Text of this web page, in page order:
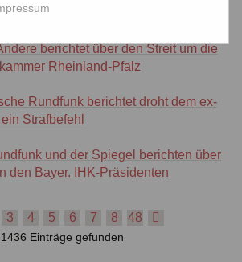
der IHK gegen die Landesregierung
berichtet über den Streit um die
Rheinland-Pfalz
Rundfunk berichtet droht dem ex-
Strafbefehl
und der Spiegel berichten über
den Bayer. IHK-Präsidenten
3 4 5 6 7 8 48
nächste
1436 Einträge gefunden